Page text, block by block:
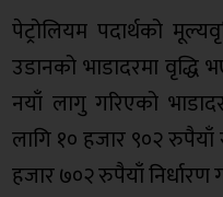
पेट्रोलियम पदार्थको
उडानको भाडादरमा
नयाँ लागु गरिएको
लागि १० हजार ९०२ रुपैयाँ
हजार ७०२ रुपैयाँ निर्धारण